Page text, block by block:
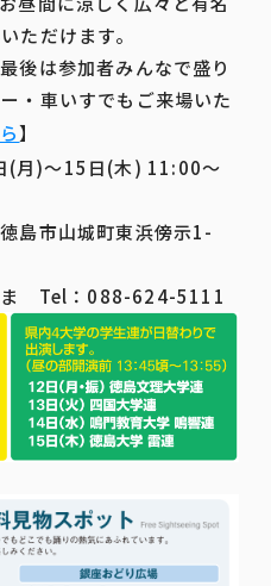
ただけます。
後は参加者みんなで盛り
・車いすでもご来場いた
】
月)～15日(木) 11:00～
島市山城町東浜傍示1-
ま Tel：088-624-5111